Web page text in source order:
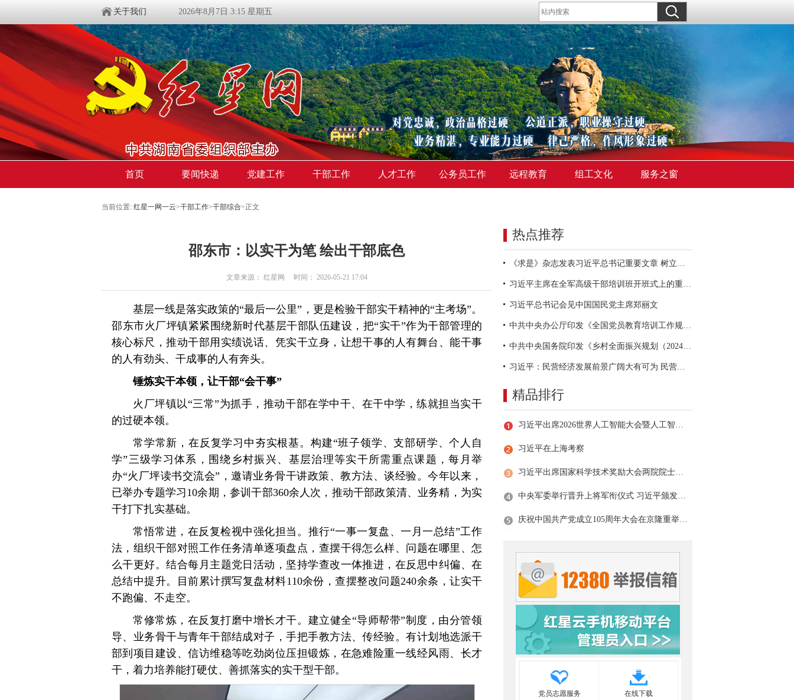
关于我们 2026年8月7日 3:15 星期五
首页 要闻快递 党建工作 干部工作 人才工作 公务员工作 远程教育 组工文化 服务之窗
当前位置: 红星一网一云>干部工作>干部综合>正文
​邵东市：以实干为笔 绘出干部底色
文章来源： 红星网 时间： 2026-05-21 17:04
基层一线是落实政策的“最后一公里”，更是检验干部实干精神的“主考场”。
邵东市火厂坪镇紧紧围绕新时代基层干部队伍建设，把“实干”作为干部管理的
核心标尺，推动干部用实绩说话、凭实干立身，让想干事的人有舞台、能干事
的人有劲头、干成事的人有奔头。
锤炼实干本领，让干部“会干事”
火厂坪镇以“三常”为抓手，推动干部在学中干、在干中学，练就担当实干
的过硬本领。
常学常新，在反复学习中夯实根基。构建“班子领学、支部研学、个人自
学”三级学习体系，围绕乡村振兴、基层治理等实干所需重点课题，每月举
办“火厂坪读书交流会”，邀请业务骨干讲政策、教方法、谈经验。今年以来，
已举办专题学习10余期，参训干部360余人次，推动干部政策清、业务精，为实
干打下扎实基础。
常悟常进，在反复检视中强化担当。推行“一事一复盘、一月一总结”工作
法，组织干部对照工作任务清单逐项盘点，查摆干得怎么样、问题在哪里、怎
么干更好。结合每月主题党日活动，坚持学查改一体推进，在反思中纠偏、在
总结中提升。目前累计撰写复盘材料110余份，查摆整改问题240余条，让实干
不跑偏、不走空。
常修常炼，在反复打磨中增长才干。建立健全“导师帮带”制度，由分管领
导、业务骨干与青年干部结成对子，手把手教方法、传经验。有计划地选派干
部到项目建设、信访维稳等吃劲岗位压担锻炼，在急难险重一线经风雨、长才
干，着力培养能打硬仗、善抓落实的实干型干部。
热点推荐
《求是》杂志发表习近平总书记重要文章 树立和践行正确政绩观
习近平主席在全军高级干部培训班开班式上的重要讲话引领全军开展思想整风、深化政治整训
习近平总书记会见中国国民党主席郑丽文
中共中央办公厅印发《全国党员教育培训工作规划（2024－2028年）》
中共中央国务院印发《乡村全面振兴规划（2024—2027年）》
习近平：民营经济发展前景广阔大有可为 民营企业和民营企业家大显身手正当其时
精品排行
习近平出席2026世界人工智能大会暨人工智能全球治理高级别会议开幕式并发表主旨讲话
习近平在上海考察
习近平出席国家科学技术奖励大会两院院士大会中国科协第十一次全国代表大会并发表重要讲话
中央军委举行晋升上将军衔仪式 习近平颁发命令状并向晋衔的军官表示祝贺
庆祝中国共产党成立105周年大会在京隆重举行 习近平发表重要讲话
党员志愿服务 在线下载